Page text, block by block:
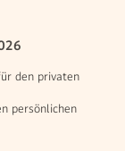
den privaten
persönlichen